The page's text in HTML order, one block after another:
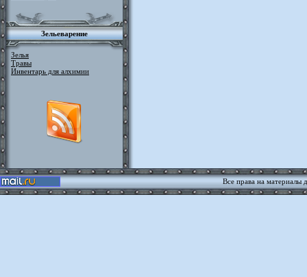
Зельеварение
Зелья
Травы
Инвентарь для алхимии
Все права на материалы